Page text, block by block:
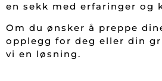
en sekk med erfaringer
Om du ønsker å preppe
opplegg for deg eller din
vi en løsning.